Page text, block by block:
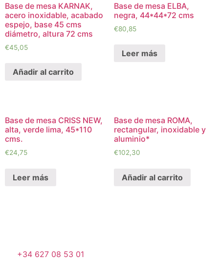
Base de mesa KARNAK,
acero inoxidable, acabado
espejo, base 45 cms
diámetro, altura 72 cms
€45,05
Añadir al carrito
Base de mesa ELBA,
negra, 44*44*72 cms
€80,85
Leer más
Base de mesa CRISS NEW,
alta, verde lima, 45*110
cms.
€24,75
Leer más
Base de mesa ROMA,
rectangular, inoxidable y
aluminio*
€102,30
Añadir al carrito
+34 627 08 53 01